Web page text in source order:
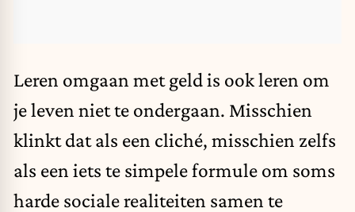
Leren omgaan met geld is ook leren om
je leven niet te ondergaan. Misschien
klinkt dat als een cliché, misschien zelfs
als een iets te simpele formule om soms
harde sociale realiteiten samen te